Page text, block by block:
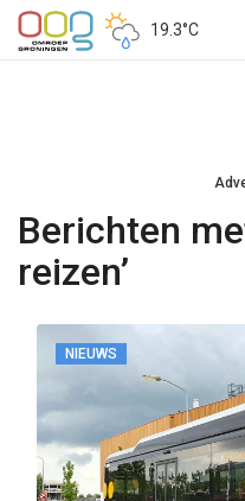
19.3°C
Berichten
reizen’
NIEUWS